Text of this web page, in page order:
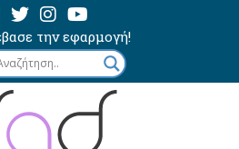
την εφαρμογή!